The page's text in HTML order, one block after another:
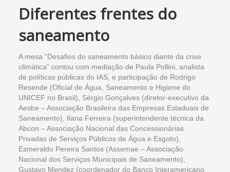
Diferentes frentes do
saneamento
A mesa “Desafios do saneamento básico diante da crise
climática” contou com mediação de Paula Pollini, analista
de políticas públicas do IAS, e participação de Rodrigo
Resende (Oficial de Água, Saneamento e Higiene do
UNICEF no Brasil), Sérgio Gonçalves (diretor-executivo da
Aesbe – Associação Brasileira das Empresas Estaduais de
Saneamento), Ilana Ferreira (superintendente técnica da
Abcon – Associação Nacional das Concessionárias
Privadas de Serviços Públicos de Água e Esgoto),
Esmeraldo Pereira Santos (Assemae – Associação
Nacional dos Serviços Municipais de Saneamento),
Gustavo Mendez (coordenador do Banco Interamericano